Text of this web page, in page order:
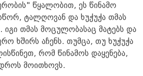
წყალობით, ეს წინამო
სწორ, ტალღოვან და ხუჭუჭა თმას
თმას მოცულობასაც მატებს და
ხშირს აჩენს. თუმცა, თუ ხუჭუჭა
რომ წინამოს დაყენება,
მოითხოვს.